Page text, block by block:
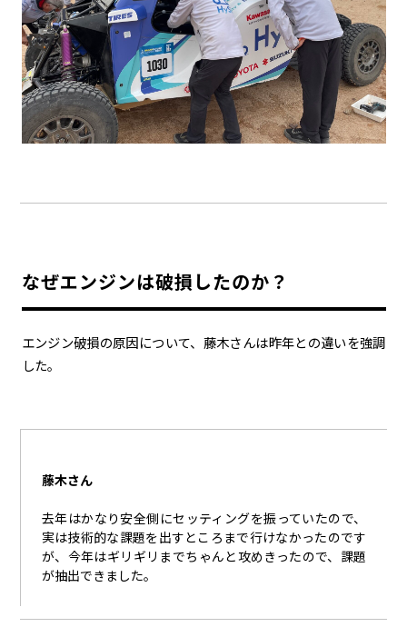
なぜエンジンは破損したのか？
エンジン破損の原因について、藤木さんは昨年との違いを強調
した。
藤木さん
去年はかなり安全側にセッティングを振っていたので、
実は技術的な課題を出すところまで行けなかったのです
が、今年はギリギリまでちゃんと攻めきったので、課題
が抽出できました。